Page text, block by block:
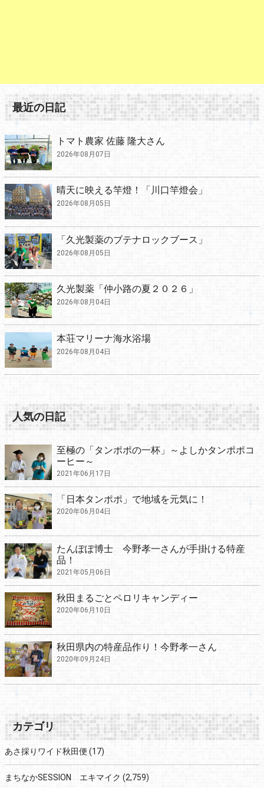
最近の日記
トマト農家 佐藤 隆大さん
2026年08月07日
晴天に映える竿燈！「川口竿燈会」
2026年08月05日
「久光製薬のブテナロックブース」
2026年08月05日
久光製薬「仲小路の夏２０２６」
2026年08月04日
本荘マリーナ海水浴場
2026年08月04日
人気の日記
至極の「タンポポの一杯」～よしかタンポポコ
ーヒー～
2021年06月17日
「日本タンポポ」で地域を元気に！
2020年06月04日
たんぽぽ博士 今野孝一さんが手掛ける特産
品！
2021年05月06日
秋田まるごとペロリキャンディー
2020年06月10日
秋田県内の特産品作り！今野孝一さん
2020年09月24日
カテゴリ
あさ採りワイド秋田便 (17)
まちなかSESSION エキマイク (2,759)